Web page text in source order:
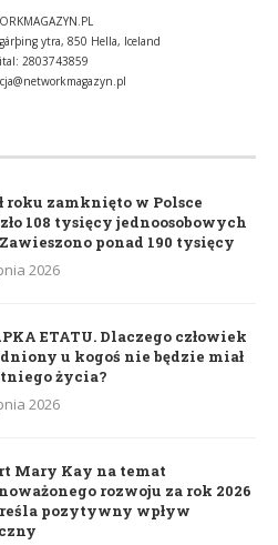
ytra, 850 Hella, Iceland
2803743859
roku zamknięto w Polsce
108 tysięcy jednoosobowych
ponad 190 tysięcy
2026
ETATU. Dlaczego człowiek
u kogoś nie będzie miał
życia?
2026
Mary Kay na temat
rozwoju za rok 2026
pozytywny wpływ